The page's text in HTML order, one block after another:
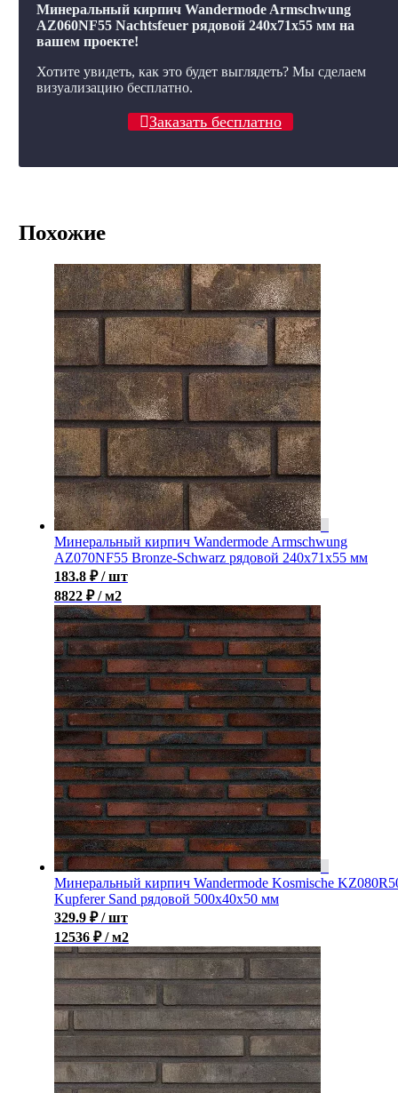
Минеральный кирпич Wandermode Armschwung
AZ060NF55 Nachtsfeuer рядовой 240x71x55 мм на
вашем проекте!
Хотите увидеть, как это будет выглядеть? Мы сделаем
визуализацию бесплатно.
Заказать бесплатно
Похожие
Минеральный кирпич Wandermode Armschwung
AZ070NF55 Bronze-Schwarz рядовой 240x71x55 мм
183.8 ₽ / шт
8822 ₽ / м2
Минеральный кирпич Wandermode Kosmische
Kupferer Sand рядовой 500x40x50 мм
329.9 ₽ / шт
12536 ₽ / м2